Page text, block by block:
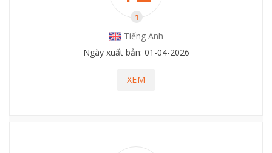
1
Tiếng Anh
Ngày xuất bản: 01-04-2026
XEM